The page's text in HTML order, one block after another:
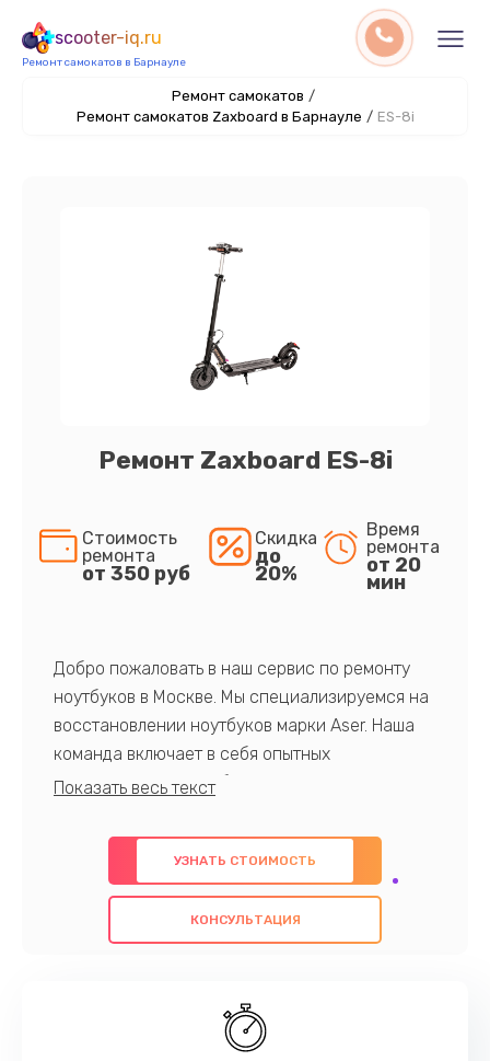
scooter-iq.ru
Ремонт самокатов в Барнауле
Ремонт самокатов /
Ремонт самокатов Zaxboard в Барнауле / ES-8i
Ремонт Zaxboard ES-8i
Стоимость
ремонта
от 350 руб
Скидка
до
20%
Время
ремонта
от 20
мин
Добро пожаловать в наш сервис по ремонту
ноутбуков в Москве. Мы специализируемся на
восстановлении ноутбуков марки Aser. Наша
команда включает в себя опытных
профессионалов с обширными знаниями и
предлагаем быстрый и качественный ремонт с
использованием оригинальных компонентов, а
также гарантируем качество всех
проведенных работ. Наша цель - предоставить
наилучшим образом. Не медлите записаться на
УЗНАТЬ СТОИМОСТЬ
КОНСУЛЬТАЦИЯ